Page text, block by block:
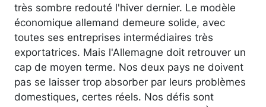
très sombre redouté l'hiver dernier. Le modèle
économique allemand demeure solide, avec
toutes ses entreprises intermédiaires très
exportatrices. Mais l'Allemagne doit retrouver un
cap de moyen terme. Nos deux pays ne doivent
pas se laisser trop absorber par leurs problèmes
domestiques, certes réels. Nos défis sont